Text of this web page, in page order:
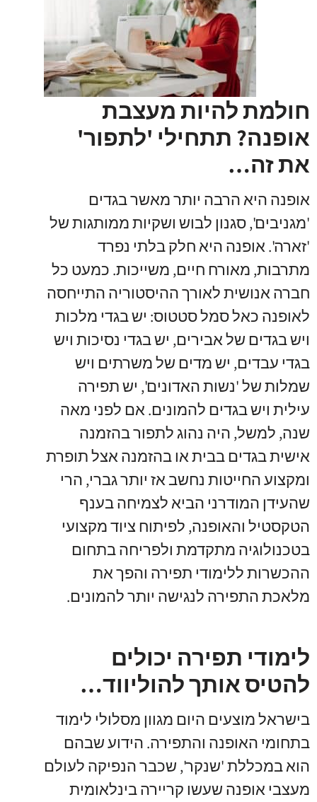
חולמת להיות מעצבת
אופנה? תתחילי 'לתפור'
את זה…
אופנה היא הרבה יותר מאשר בגדים
'מגניבים', סגנון לבוש ושקיות ממותגות של
'זארה'. אופנה היא חלק בלתי נפרד
מתרבות, מאורח חיים, משייכות. כמעט כל
חברה אנושית לאורך ההיסטוריה התייחסה
לאופנה כאל סמל סטטוס: יש בגדי מלכות
ויש בגדים של אבירים, יש בגדי נסיכות ויש
בגדי עבדים, יש מדים של משרתים ויש
שמלות של 'נשות האדונים', יש תפירה
עילית ויש בגדים להמונים. אם לפני מאה
שנה, למשל, היה נהוג לתפור בהזמנה
אישית בגדים בבית או בהזמנה אצל תופרת
ומקצוע החייטות נחשב אז יותר גברי, הרי
שהעידן המודרני הביא לצמיחה בענף
הטקסטיל והאופנה, לפיתוח ציוד מקצועי
בטכנולוגיה מתקדמת ולפריחה בתחום
ההכשרות ללימודי תפירה והפך את
מלאכת התפירה לנגישה יותר להמונים.
לימודי תפירה יכולים
להטיס אותך להוליווד…
בישראל מוצעים היום מגוון מסלולי לימוד
בתחומי האופנה והתפירה. הידוע שבהם
הוא במכללת 'שנקר', שכבר הנפיקה לעולם
מעצבי אופנה שעשו קריירה בינלאומית